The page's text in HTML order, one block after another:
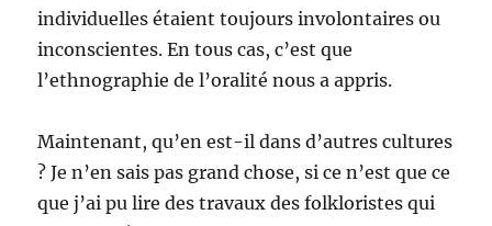
individuelles étaient toujours involontaires ou
inconscientes. En tous cas, c’est que
l’ethnographie de l’oralité nous a appris.
Maintenant, qu’en est-il dans d’autres cultures
? Je n’en sais pas grand chose, si ce n’est que ce
que j’ai pu lire des travaux des folkloristes qui